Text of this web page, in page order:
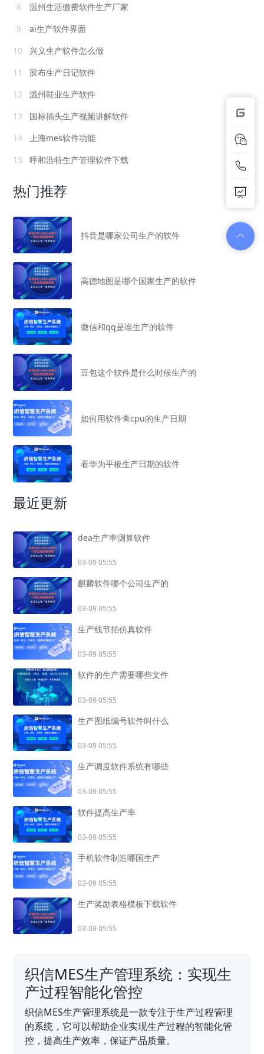
8
温州生活缴费软件生产厂家
9
ai生产软件界面
10
兴义生产软件怎么做
11
胶布生产日记软件
12
温州鞋业生产软件
13
国标插头生产视频讲解软件
14
上海mes软件功能
15
呼和浩特生产管理软件下载
热门推荐
抖音是哪家公司生产的软件
高德地图是哪个国家生产的软件
微信和qq是谁生产的软件
豆包这个软件是什么时候生产的
如何用软件查cpu的生产日期
看华为平板生产日期的软件
最近更新
dea生产率测算软件
03-09 05:55
麒麟软件哪个公司生产的
03-09 05:55
生产线节拍仿真软件
03-09 05:55
软件的生产需要哪些文件
03-09 05:55
生产图纸编号软件叫什么
03-09 05:55
生产调度软件系统有哪些
03-09 05:55
软件提高生产率
03-09 05:55
手机软件制造哪国生产
03-09 05:55
生产奖励表格模板下载软件
03-09 05:55
织信MES生产管理系统：实现生
产过程智能化管控
织信MES生产管理系统是一款专注于生产过程管理
的系统，它可以帮助企业实现生产过程的智能化管
控，提高生产效率，保证产品质量。